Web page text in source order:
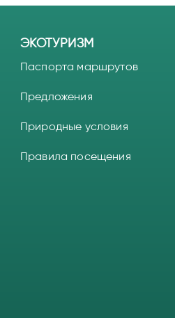
ЭКОТУРИЗМ
Паспорта маршрутов
Предложения
Природные условия
Правила посещения